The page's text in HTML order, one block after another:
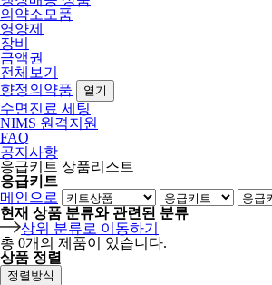
의약소모품
영양제
장비
금액권
전체보기
향정의약품
열기
수면진료 세팅
NIMS 원격지원
FAQ
공지사항
응급키트 상품리스트
응급키트
메인으로
현재 상품 분류와 관련된 분류
상위 분류로 이동하기
총 0개의 제품이 있습니다.
상품 정렬
정렬방식